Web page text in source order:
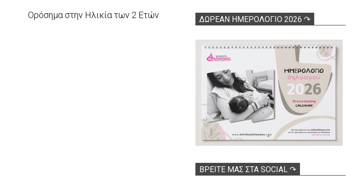
02-
Ορόσημα στην Ηλικία των 2 Ετών ΔΩΡΕΑΝ ΗΜΕΡΟΛΟΓΙΟ 2026 ↷
ΒΡΕΊΤΕ ΜΑΣ ΣΤΑ SOCIAL ↷